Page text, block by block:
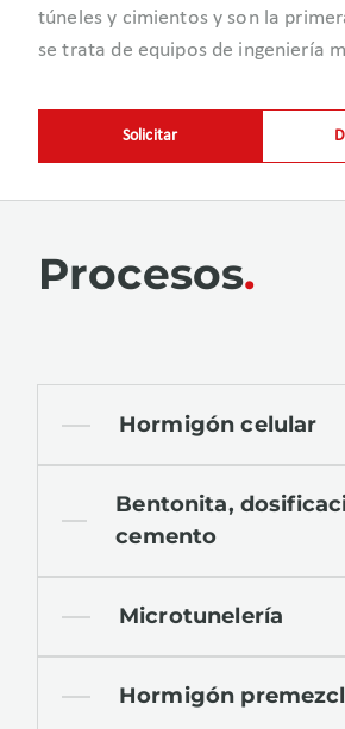
túneles y cimientos y son la
se trata de equipos de ingeniería
Solicitar
Procesos
Hormigón celular
Bentonita,
cemento
Microtunelería
Hormigón